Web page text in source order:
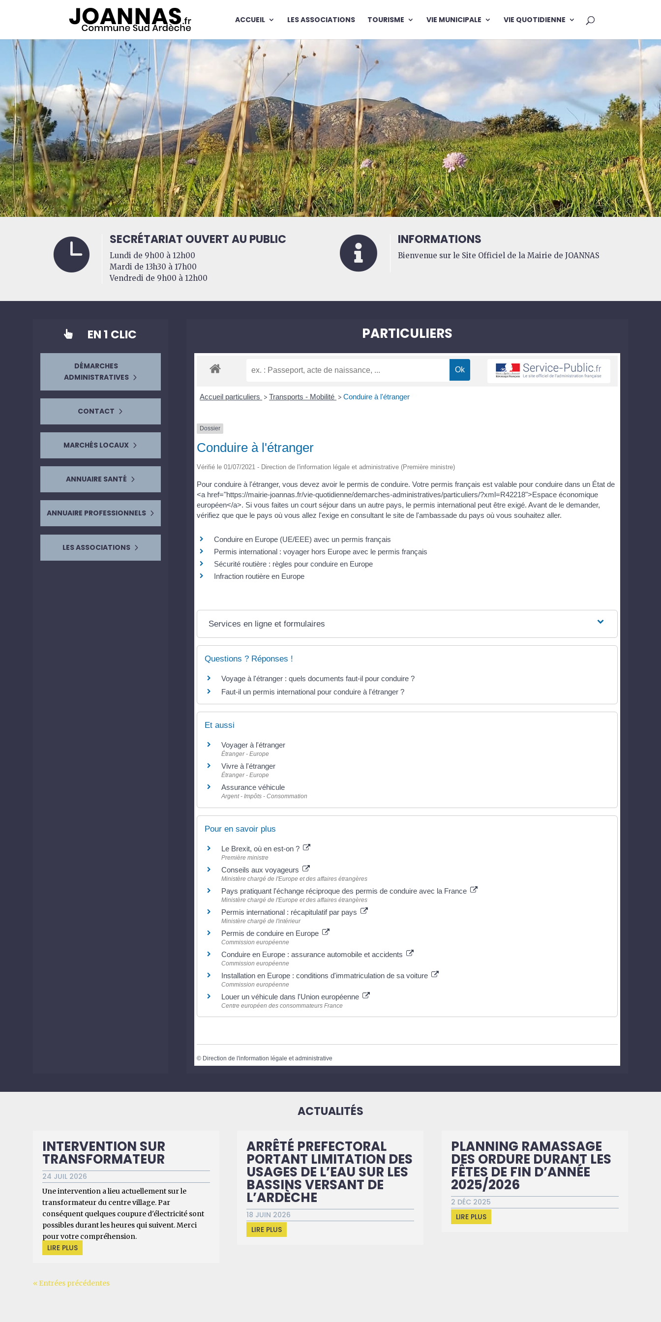
ACCUEIL LES ASSOCIATIONS TOURISME VIE MUNICIPALE VIE QUOTIDIENNE
 SECRÉTARIAT OUVERT AU PUBLIC
Lundi de 9h00 à 12h00
Mardi de 13h30 à 17h00
Vendredi de 9h00 à 12h00
 INFORMATIONS
Bienvenue sur le Site Officiel de la Mairie de JOANNAS
 EN 1 CLIC
DÉMARCHES
ADMINISTRATIVES
CONTACT
MARCHÉS LOCAUX
ANNUAIRE SANTÉ
ANNUAIRE PROFESSIONNELS
LES ASSOCIATIONS
PARTICULIERS
Accueil particuliers > Transports - Mobilité > Conduire à l'étranger
Dossier
Conduire à l'étranger
Vérifié le 01/07/2021 - Direction de l'information légale et administrative (Première ministre)
Pour conduire à l'étranger, vous devez avoir le permis de conduire. Votre permis français est valable pour conduire dans un État de
<a href="https://mairie-joannas.fr/vie-quotidienne/demarches-administratives/particuliers/?xml=R42218">Espace économique
européen</a>. Si vous faites un court séjour dans un autre pays, le permis international peut être exigé. Avant de le demander,
vérifiez que que le pays où vous allez l'exige en consultant le site de l'ambassade du pays où vous souhaitez aller.
Conduire en Europe (UE/EEE) avec un permis français
Permis international : voyager hors Europe avec le permis français
Sécurité routière : règles pour conduire en Europe
Infraction routière en Europe
Services en ligne et formulaires
Questions ? Réponses !
Voyage à l'étranger : quels documents faut-il pour conduire ?
Faut-il un permis international pour conduire à l'étranger ?
Et aussi
Voyager à l'étranger
Étranger - Europe
Vivre à l'étranger
Étranger - Europe
Assurance véhicule
Argent - Impôts - Consommation
Pour en savoir plus
Le Brexit, où en est-on ?
Première ministre
Conseils aux voyageurs
Ministère chargé de l'Europe et des affaires étrangères
Pays pratiquant l'échange réciproque des permis de conduire avec la France
Ministère chargé de l'Europe et des affaires étrangères
Permis international : récapitulatif par pays
Ministère chargé de l'intérieur
Permis de conduire en Europe
Commission européenne
Conduire en Europe : assurance automobile et accidents
Commission européenne
Installation en Europe : conditions d'immatriculation de sa voiture
Commission européenne
Louer un véhicule dans l'Union européenne
Centre européen des consommateurs France
© Direction de l'information légale et administrative
ACTUALITÉS
INTERVENTION SUR
TRANSFORMATEUR
24 JUIL 2026
Une intervention a lieu actuellement sur le
transformateur du centre village. Par
conséquent quelques coupure d'électricité sont
possibles durant les heures qui suivent. Merci
pour votre compréhension.
LIRE PLUS
ARRÊTÉ PREFECTORAL
PORTANT LIMITATION DES
USAGES DE L’EAU SUR LES
BASSINS VERSANT DE
L’ARDÈCHE
18 JUIN 2026
LIRE PLUS
PLANNING RAMASSAGE
DES ORDURE DURANT LES
FÊTES DE FIN D’ANNÉE
2025/2026
2 DÉC 2025
LIRE PLUS
« Entrées précédentes